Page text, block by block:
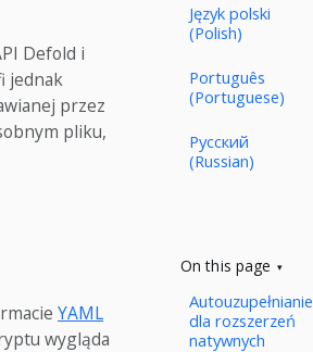
Defold i
jednak
przez
pliku,
YAML
wygląda
Język polski
(Polish)
Português
(Portuguese)
Русский
(Russian)
On this page
Autouzupełnianie
dla rozszerzeń
natywnych